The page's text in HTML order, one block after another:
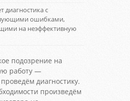
диагностика с
ошибками,
на неэффективную
подозрение на
работу —
диагностику.
произведём